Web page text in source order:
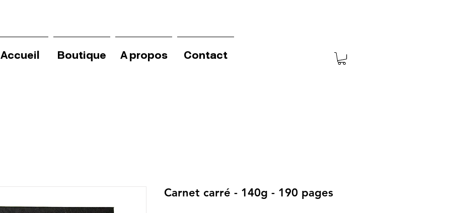
Accueil Boutique A propos Contact
Carnet carré - 140g - 190 pages